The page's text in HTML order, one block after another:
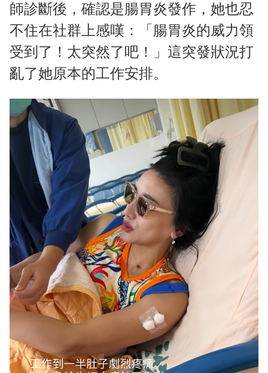
師診斷後，確認是腸胃炎發作，她也忍
不住在社群上感嘆：「腸胃炎的威力領
受到了！太突然了吧！」這突發狀況打
亂了她原本的工作安排。